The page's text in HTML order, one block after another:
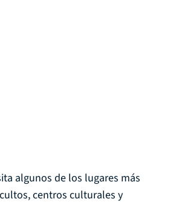
algunos de los lugares más
centros culturales y